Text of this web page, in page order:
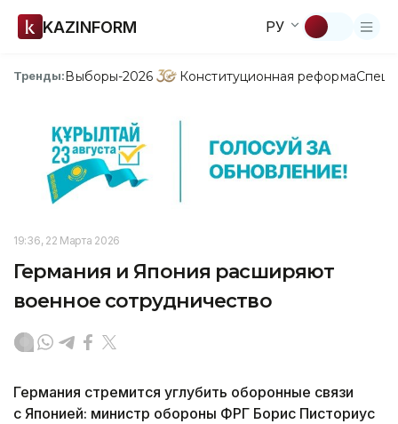
KAZINFORM РУ
Тренды:Выборы-2026 Конституционная реформа
19:36, 22 Марта 2026
Германия и Япония расширяют
военное сотрудничество
Германия стремится углубить оборонные связи
с Японией: министр обороны ФРГ Борис Писториус